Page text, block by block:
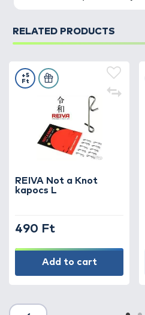
RELATED PRODUCTS
REIVA Not a Knot
kapocs L
+5
Ft
490 Ft
Add to cart